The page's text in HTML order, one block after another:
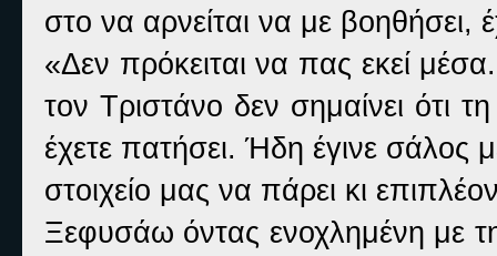
στο να αρνείται να με βοηθήσει,
«Δεν πρόκειται να πας εκεί
τον Τριστάνο δεν σημαίνει ότι
έχετε πατήσει. Ήδη έγινε σάλος
στοιχείο μας να πάρει κι
Ξεφυσάω όντας ενοχλημένη με